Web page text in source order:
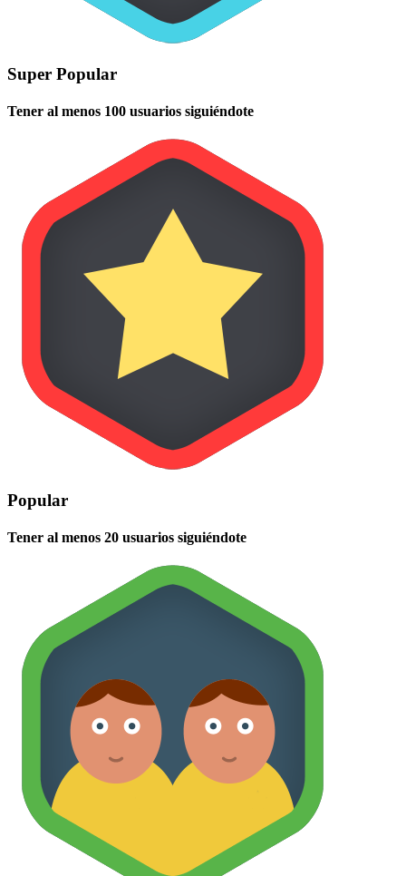
Super Popular
Tener al menos 100 usuarios siguiéndote
Popular
Tener al menos 20 usuarios siguiéndote